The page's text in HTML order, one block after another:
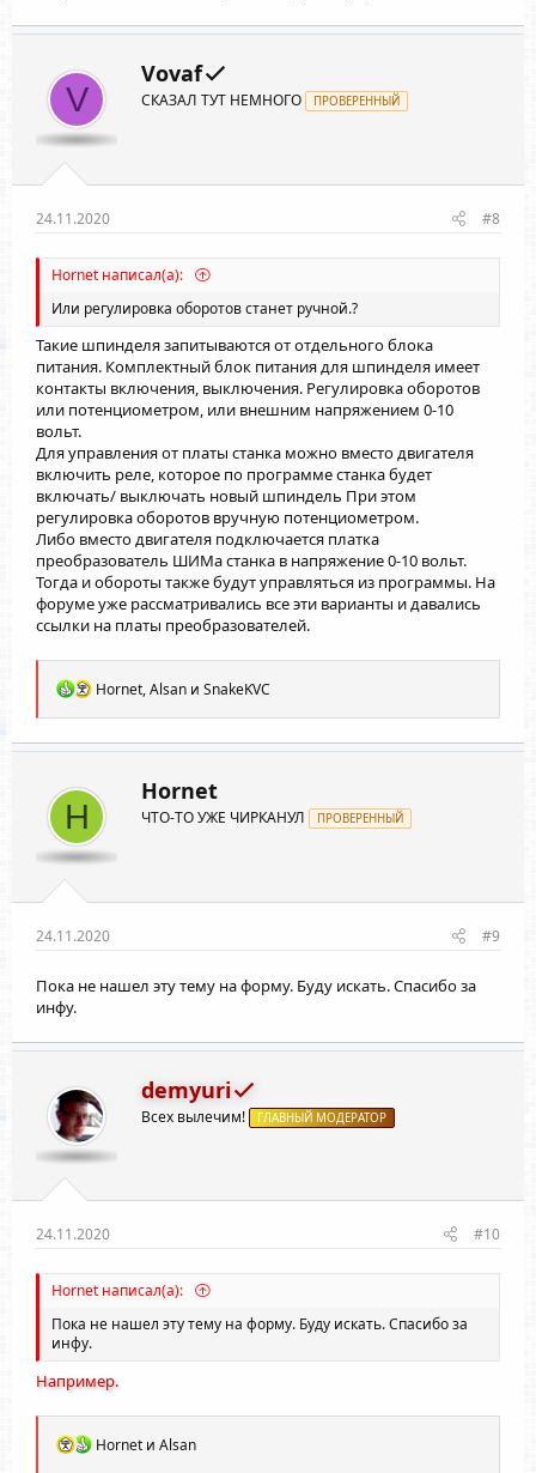
ручным режимом.
V
Vovaf
СКАЗАЛ ТУТ НЕМНОГО ПРОВЕРЕННЫЙ
24.11.2020 #8
Hornet написал(а):
Или регулировка оборотов станет ручной.?
Такие шпинделя запитываются от отдельного блока
питания. Комплектный блок питания для шпинделя имеет
контакты включения, выключения. Регулировка оборотов
или потенциометром, или внешним напряжением 0-10
вольт.
Для управления от платы станка можно вместо двигателя
включить реле, которое по программе станка будет
включать/ выключать новый шпиндель При этом
регулировка оборотов вручную потенциометром.
Либо вместо двигателя подключается платка
преобразователь ШИМа станка в напряжение 0-10 вольт.
Тогда и обороты также будут управляться из программы. На
форуме уже рассматривались все эти варианты и давались
ссылки на платы преобразователей.
Р
а
к
и
Hornet,Alsan и SnakeKVC
H
Hornet
ЧТО-ТО УЖЕ ЧИРКАНУЛ ПРОВЕРЕННЫЙ
24.11.2020 #9
Пока не нашел эту тему на форму. Буду искать. Спасибо за
инфу.
demyuri
Всех вылечим! ГЛАВНЫЙ МОДЕРАТОР
24.11.2020 #10
Hornet написал(а):
Пока не нашел эту тему на форму. Буду искать. Спасибо за
инфу.
Например.
РHornet и Alsan